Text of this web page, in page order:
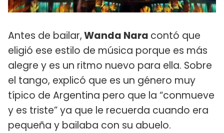
Antes de bailar,Wanda Nara contó que
eligió ese estilo de música porque es más
alegre y es un ritmo nuevo para ella. Sobre
el tango, explicó que es un género muy
típico de Argentina pero que la “conmueve
y es triste” ya que le recuerda cuando era
pequeña y bailaba con su abuelo.